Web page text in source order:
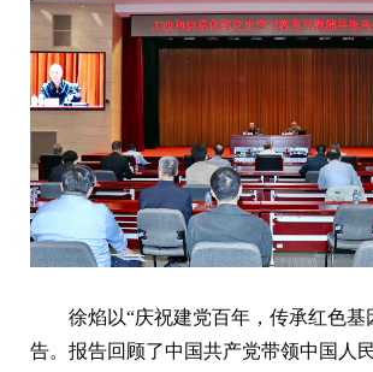
徐焰以“庆祝建党百年，传承红色基
告。报告回顾了中国共产党带领中国人